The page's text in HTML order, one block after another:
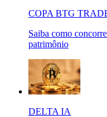
COPA BTG
Saiba como
patrimônio
DELTA IA